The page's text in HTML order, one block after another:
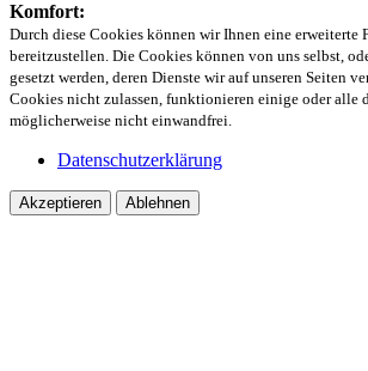
Komfort:
Durch diese Cookies können wir Ihnen eine erweiterte
bereitzustellen. Die Cookies können von uns selbst,
gesetzt werden, deren Dienste wir auf unseren Seiten
Cookies nicht zulassen, funktionieren einige oder alle
möglicherweise nicht einwandfrei.
Datenschutzerklärung
Akzeptieren Ablehnen